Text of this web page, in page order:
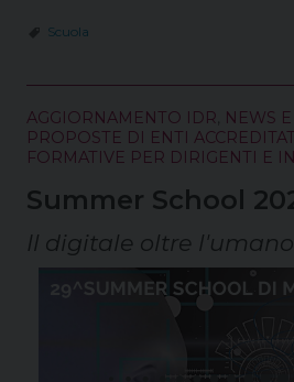
Scuola
AGGIORNAMENTO IDR NEWS
PROPOSTE DI ENTI
FORMATIVE PER DIRIGENTI E
Summer School
Il digitale oltre l'umano